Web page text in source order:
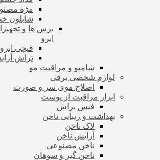
مژه
شابلون
برس ها و
ابرو
قیچی ابرو
تراش
شامپو و مراقبت مو
لوازم شخصی برقی
اصلاح موی سر و صورت
ابزار مراقبت از پوست
فیس براش
بهداشت و زیبایی ناخن
لاک ناخن
آرایش ناخن
ناخن مصنوعی
ناخن گیر و سوهان